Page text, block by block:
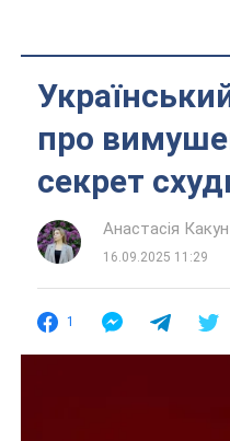
про
секрет
Анастасія Какун
16.09.2025 11:29
1